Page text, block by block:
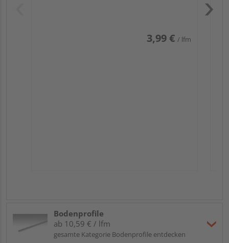
3,99 € / lfm
Bodenprofile
ab 10,59 € / lfm
gesamte Kategorie Bodenprofile entdecken